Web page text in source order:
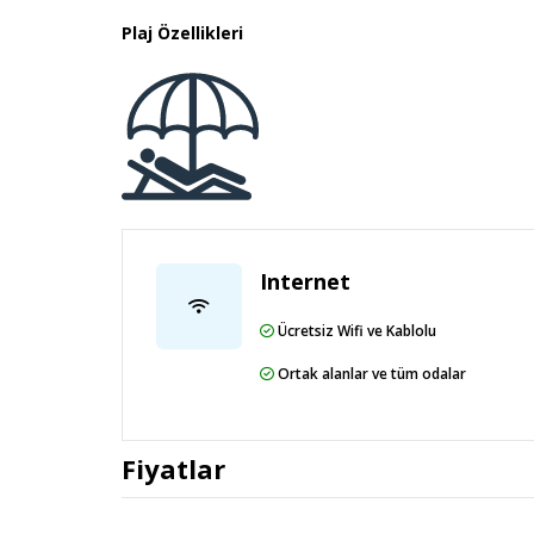
Aksu Belediyesi Halk Plajı - 8 km / 5 mi
En yakın havaalanı Antalya (AYT-Antalya
Misafirler için ofis, kuru temizleme/çamaşır
mevcuttur. Antalya bölgesinde bir etkinlik mi
Bu otel, her şey dâhil oteldir. Fiyatlara otelde
restoranlarda, özel yemekler ve yemek
Trattoria Pomodor yemek servisi için ideal, bu
Plaj Özellikleri
Internet
Ücretsiz Wifi ve Kablolu
Ortak alanlar ve tüm odalar
Fiyatlar